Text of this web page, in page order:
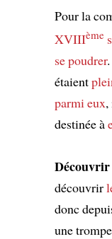
Pour la
XVIIIème
se poudrer
étaient
parmi eux
destinée à
Découvrir
découvrir
donc
une